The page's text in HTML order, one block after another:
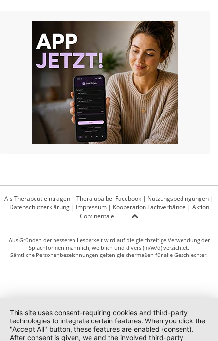
Als Therapeut eintragen | Theralupa bei Facebook | Nutzungsbedingungen |
Datenschutzerklärung| Impressum| Kooperation Fachverbände | Aktion
Continentale
Aus Gründen der besseren Lesbarkeit wird auf die gleichzeitige Verwendung der
Sprachformen männlich, weiblich und divers (m/w/d) verzichtet.
Sämtliche Personenbezeichnungen gelten gleichermaßen für alle Geschlechter.
This site uses consent-requiring cookies and third-party
technologies to integrate certain features. When you click the
"Accept All" button, these features are enabled (consent).
After consent is given, we and the involved third-party